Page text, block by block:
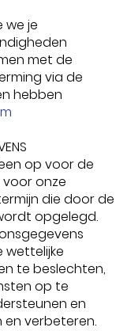
we je
met de
via de
hebben
op voor de
voor onze
die door de
opgelegd.
wettelijke
te beslechten,
op te
en
en verbeteren.